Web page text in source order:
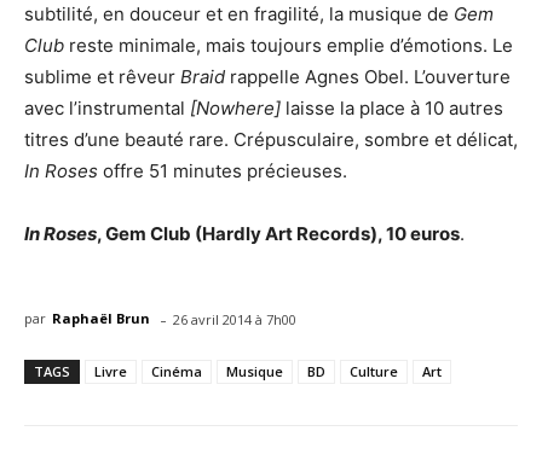
subtilité, en douceur et en fragilité, la musique de Gem
Club reste minimale, mais toujours emplie d’émotions. Le
sublime et rêveur Braid rappelle Agnes Obel. L’ouverture
avec l’instrumental [Nowhere] laisse la place à 10 autres
titres d’une beauté rare. Crépusculaire, sombre et délicat,
In Roses offre 51 minutes précieuses.
In Roses, Gem Club (Hardly Art Records), 10 euros.
par Raphaël Brun - 26 avril 2014 à 7h00
TAGS Livre Cinéma Musique BD Culture Art